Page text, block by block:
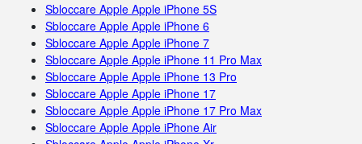
Sbloccare Apple Apple iPhone 5S
Sbloccare Apple Apple iPhone 6
Sbloccare Apple Apple iPhone 7
Sbloccare Apple Apple iPhone 11 Pro Max
Sbloccare Apple Apple iPhone 13 Pro
Sbloccare Apple Apple iPhone 17
Sbloccare Apple Apple iPhone 17 Pro Max
Sbloccare Apple Apple iPhone Air